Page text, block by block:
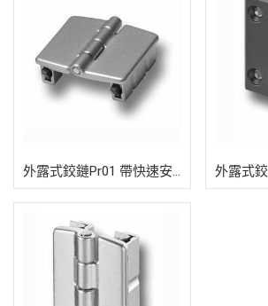
外露式鉸鏈Pr01 帶快速安裝裝置180